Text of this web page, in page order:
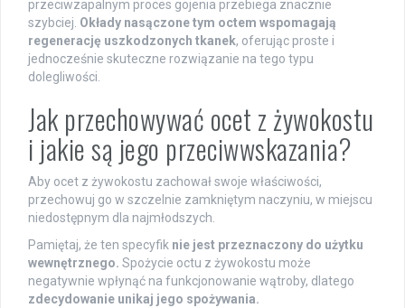
przeciwzapalnym proces gojenia przebiega znacznie
szybciej. Okłady nasączone tym octem wspomagają
regenerację uszkodzonych tkanek, oferując proste i
jednocześnie skuteczne rozwiązanie na tego typu
dolegliwości.
Jak przechowywać ocet z żywokostu
i jakie są jego przeciwwskazania?
Aby ocet z żywokostu zachował swoje właściwości,
przechowuj go w szczelnie zamkniętym naczyniu, w miejscu
niedostępnym dla najmłodszych.
Pamiętaj, że ten specyfik nie jest przeznaczony do użytku
wewnętrznego. Spożycie octu z żywokostu może
negatywnie wpłynąć na funkcjonowanie wątroby, dlatego
zdecydowanie unikaj jego spożywania.